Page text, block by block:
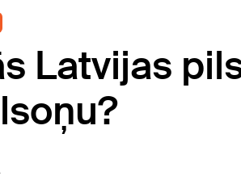
Latvijas